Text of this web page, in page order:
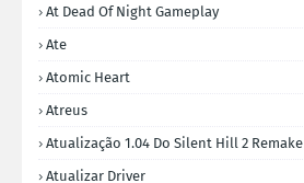
At Dead Of Night Gameplay
Ate
Atomic Heart
Atreus
Atualização 1.04 Do Silent Hill 2 Remake
Atualizar Driver